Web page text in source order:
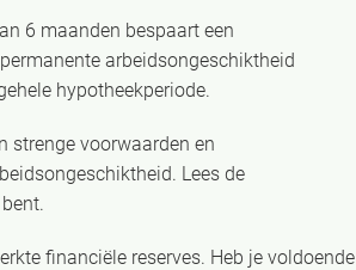
6 maanden bespaart een
arbeidsongeschiktheid
hypotheekperiode.
strenge voorwaarden en
Lees de
financiële reserves. Heb je voldoende